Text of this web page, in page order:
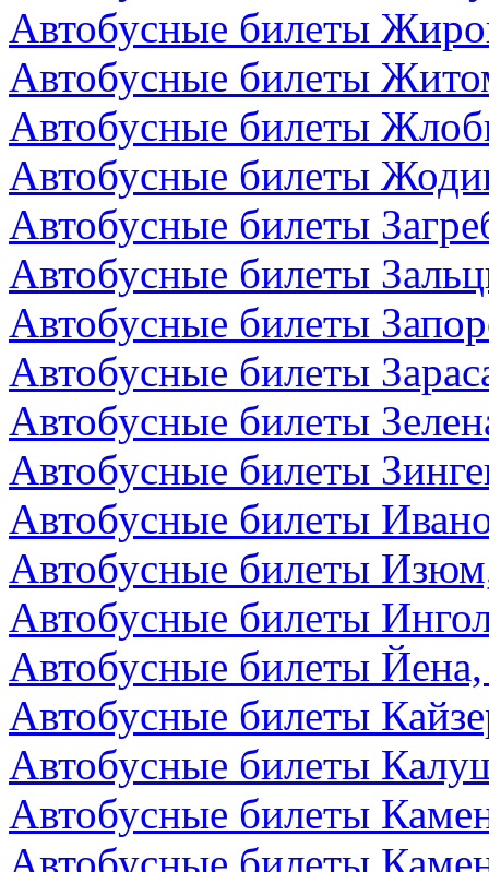
Автобусные билеты
Автобусные билеты
Автобусные билеты
Автобусные билеты
Автобусные билеты
Автобусные билеты
Автобусные билеты
Автобусные билеты
Автобусные билеты
Автобусные билеты
Автобусные билеты
Автобусные билеты
Автобусные билеты
Автобусные билеты
Автобусные билеты
Автобусные билеты
Автобусные билеты
Автобусные билеты